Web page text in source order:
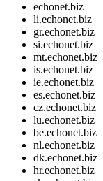
echonet.biz
li.echonet.biz
gr.echonet.biz
si.echonet.biz
mt.echonet.biz
is.echonet.biz
ie.echonet.biz
es.echonet.biz
cz.echonet.biz
lu.echonet.biz
be.echonet.biz
nl.echonet.biz
dk.echonet.biz
hr.echonet.biz